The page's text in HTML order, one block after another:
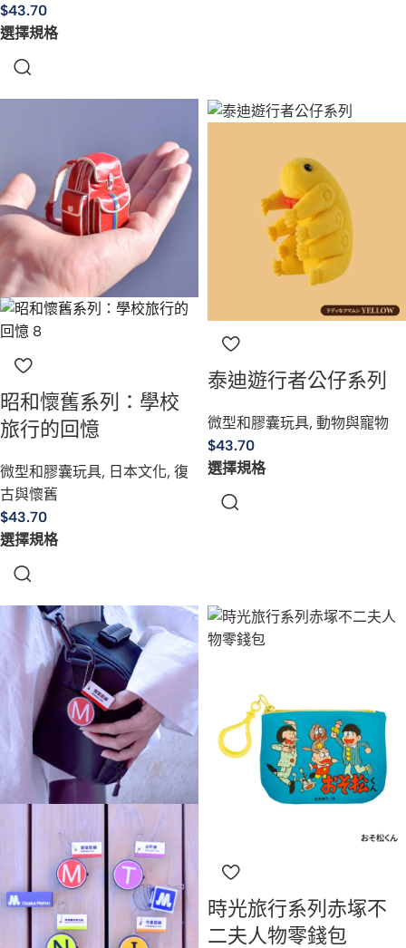
$43.70
選擇規格
昭和懷舊系列：學校
旅行的回憶
微型和膠囊玩具, 日本文化, 復
古與懷舊
$43.70
選擇規格
泰迪遊行者公仔系列
微型和膠囊玩具, 動物與寵物
$43.70
選擇規格
時光旅行系列赤塚不
二夫人物零錢包